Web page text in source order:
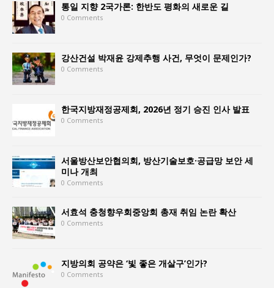
통일 지향 2국가론: 한반도 평화의 새로운 길
0 Comments
강산건설 박재윤 강제추행 사건, 무엇이 문제인가?
0 Comments
한국지방재정공제회, 2026년 정기 승진 인사 발표
0 Comments
서울방산보안협의회, 방산기술보호·공급망 보안 세
미나 개최
0 Comments
서효석 충청향우회중앙회 총재 취임 논란 확산
0 Comments
지방의회 공약은 ‘빛 좋은 개살구’인가?
0 Comments